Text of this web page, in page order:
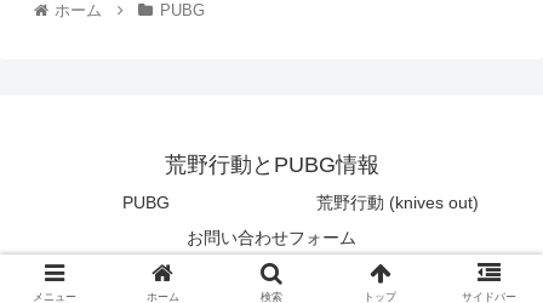
ホーム PUBG
荒野行動とPUBG情報
PUBG
荒野行動 (knives out)
お問い合わせフォーム
© 2017 荒野行動とPUBG情報.
メニュー ホーム 検索 トップ サイドバー